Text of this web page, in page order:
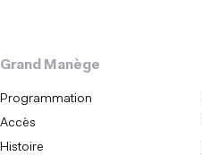
Grand Manège
Programmation
Accès
Histoire